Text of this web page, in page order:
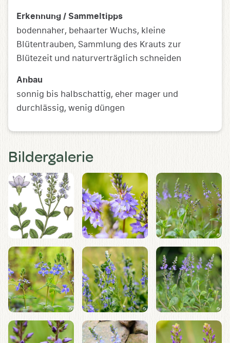
Erkennung / Sammeltipps
bodennaher, behaarter Wuchs, kleine
Blütentrauben, Sammlung des Krauts zur
Blütezeit und naturverträglich schneiden
Anbau
sonnig bis halbschattig, eher mager und
durchlässig, wenig düngen
Bildergalerie